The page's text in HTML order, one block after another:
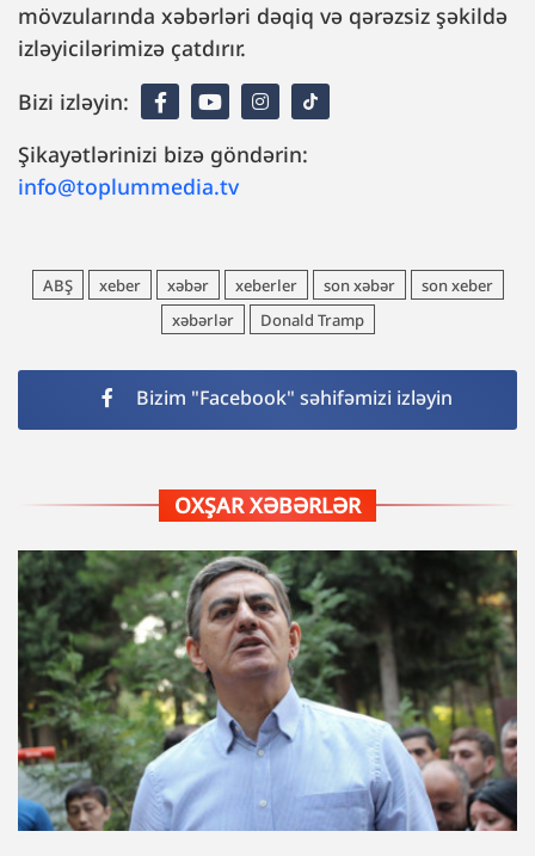
mövzularında xəbərləri dəqiq və qərəzsiz şəkildə
izləyicilərimizə çatdırır.
Bizi izləyin:
Şikayətlərinizi bizə göndərin:
info@toplummedia.tv
ABŞ xeber xəbər xeberler son xəbər
son xeber
xəbərlər
Donald Tramp
Bizim "Facebook" səhifəmizi izləyin
OXŞAR XƏBƏRLƏR